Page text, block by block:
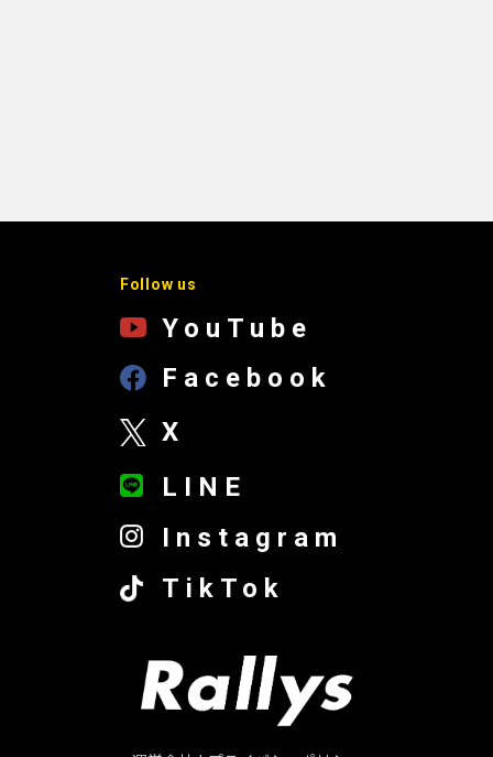
Follow us
YouTube
Facebook
X
LINE
Instagram
TikTok